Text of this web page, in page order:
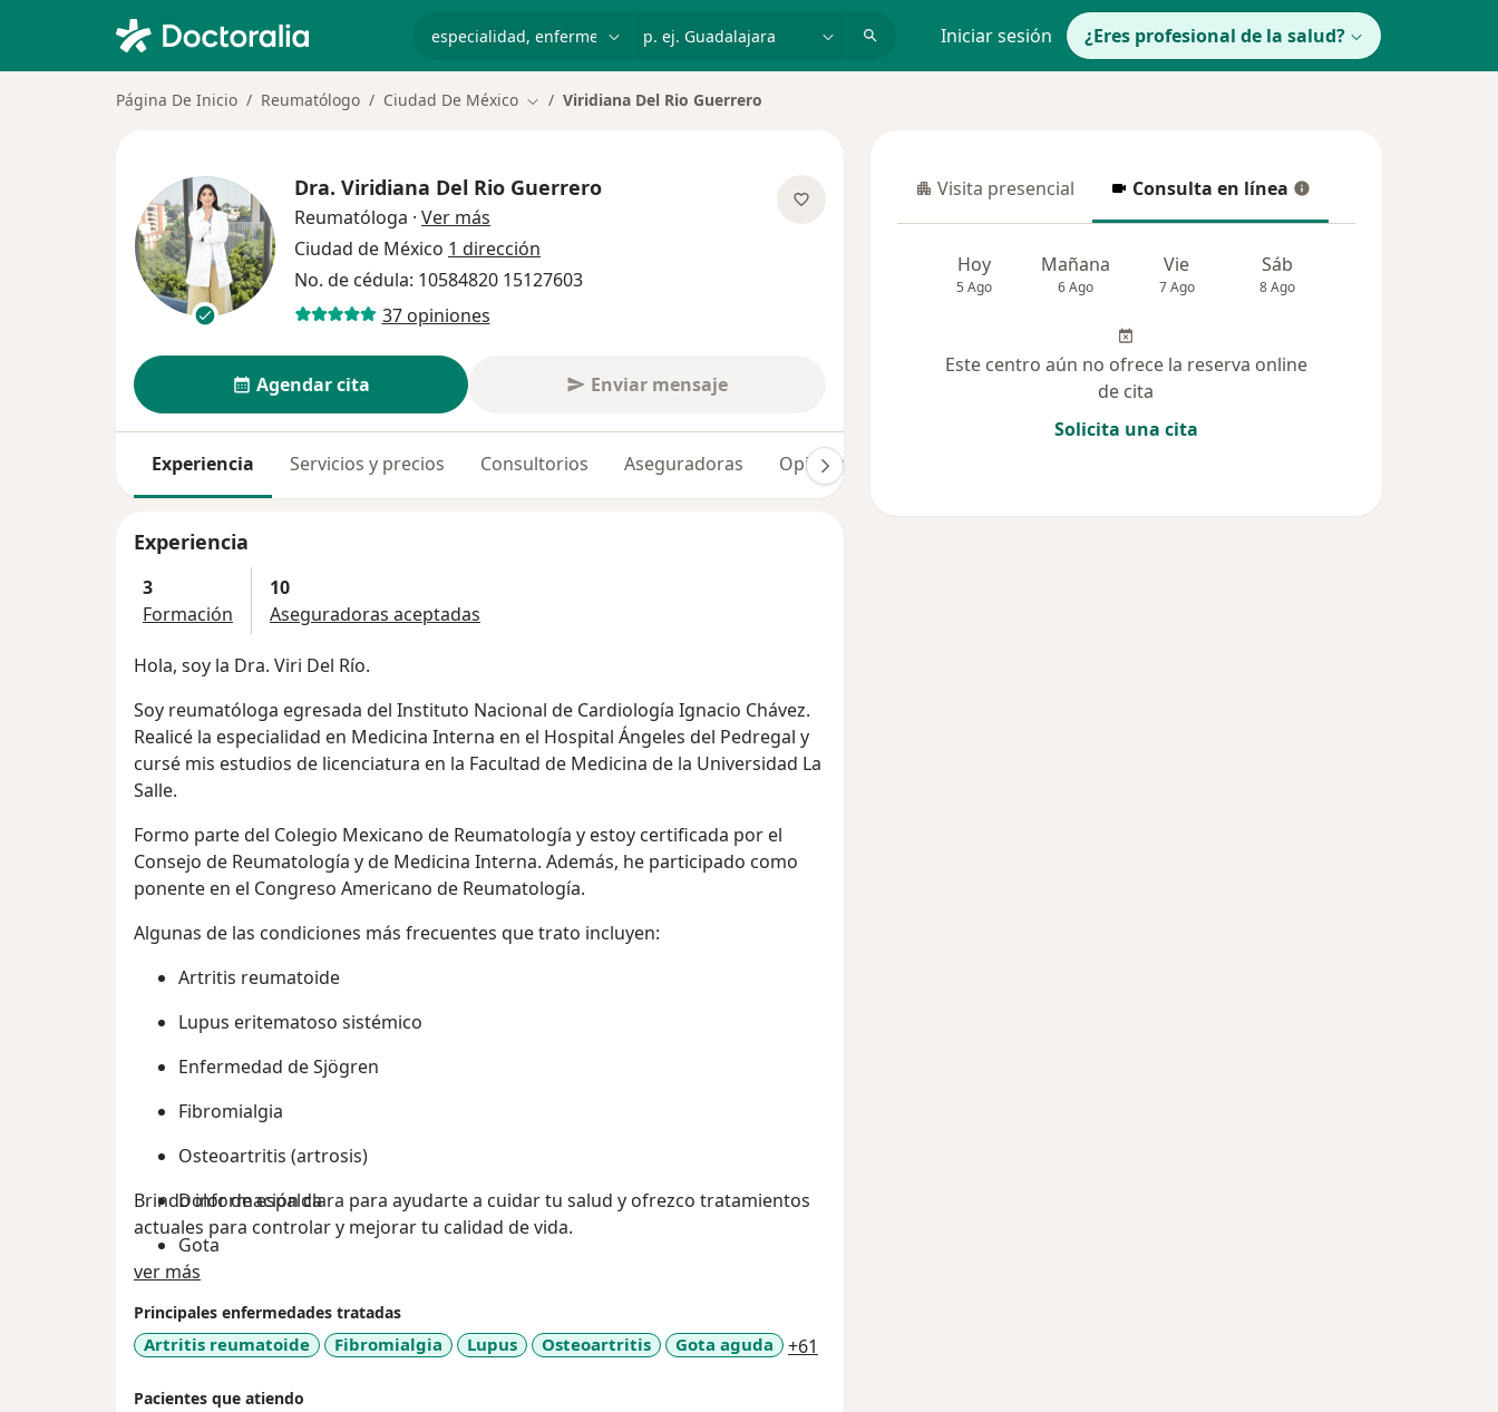
Iniciar sesión ¿Eres profesional de la salud?
Página De Inicio Reumatólogo Ciudad De México Cambiar de ciudad
Viridiana Del Rio Guerrero
Dra. Viridiana Del Rio Guerrero
Reumatóloga · Ver más
Ciudad de México 1 dirección
No. de cédula: 10584820 15127603
37 opiniones
Agendar cita Enviar mensaje
Experiencia Servicios y precios Consultorios Aseguradoras Opiniones (37)
Experiencia
3
Formación
10
Aseguradoras aceptadas
Hola, soy la Dra. Viri Del Río.
Soy reumatóloga egresada del Instituto Nacional de Cardiología Ignacio Chávez.
Realicé la especialidad en Medicina Interna en el Hospital Ángeles del Pedregal y
cursé mis estudios de licenciatura en la Facultad de Medicina de la Universidad La
Salle.
Formo parte del Colegio Mexicano de Reumatología y estoy certificada por el
Consejo de Reumatología y de Medicina Interna. Además, he participado como
ponente en el Congreso Americano de Reumatología.
Algunas de las condiciones más frecuentes que trato incluyen:
Artritis reumatoide
Lupus eritematoso sistémico
Enfermedad de Sjögren
Fibromialgia
Osteoartritis (artrosis)
Dolor de espalda
Gota
Espondiloartritis
Brindo información clara para ayudarte a cuidar tu salud y ofrezco tratamientos
actuales para controlar y mejorar tu calidad de vida.
ver más
Principales enfermedades tratadas
Artritis reumatoide Fibromialgia Lupus Osteoartritis Gota aguda +61
Pacientes que atiendo
Visita presencial
Visita presencial Consulta en línea
Consulta en línea
Hoy
5 Ago
Mañana
6 Ago
Vie
7 Ago
Sáb
8 Ago
Este centro aún no ofrece la reserva online
de cita
Solicita una cita